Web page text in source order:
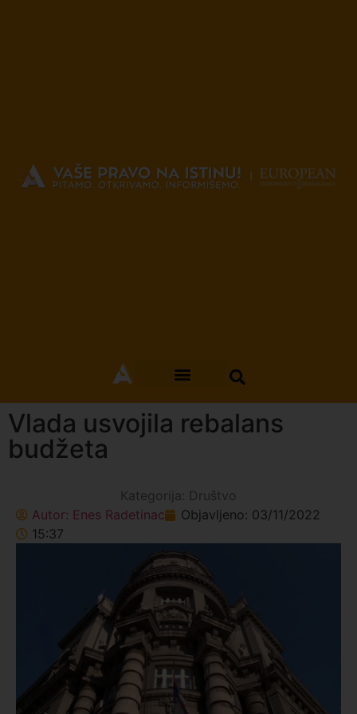
Vlada usvojila rebalans
budžeta
Kategorija: Društvo
Autor: Enes Radetinac Objavljeno: 03/11/2022
15:37